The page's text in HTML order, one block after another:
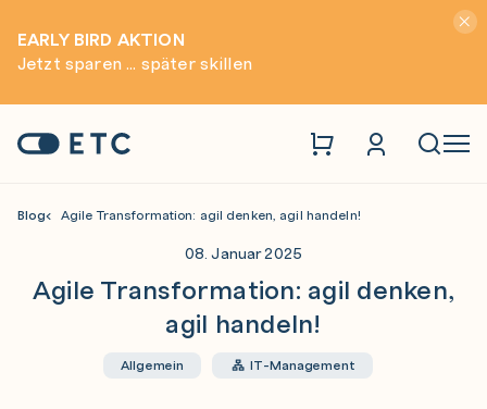
EARLY BIRD AKTION
Jetzt sparen ... später skillen
Startseite: ETC
Blog Agile Transformation: agil denken, agil handeln!
08. Januar 2025
Agile Transformation: agil denken,
agil handeln!
Allgemein IT-Management